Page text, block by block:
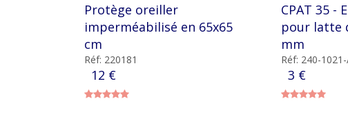
Protège oreiller
imperméabilisé en 65x65
cm
Réf: 220181
12 €
CPAT 35 -
pour latte
mm
Réf: 240-1021-
3 €